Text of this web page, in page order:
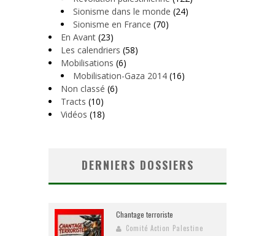
Sionisme dans le monde (24)
Sionisme en France (70)
En Avant (23)
Les calendriers (58)
Mobilisations (6)
Mobilisation-Gaza 2014 (16)
Non classé (6)
Tracts (10)
Vidéos (18)
DERNIERS DOSSIERS
Chantage terroriste
Comité Action Palestine